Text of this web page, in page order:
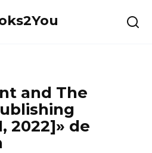
and The
2022]» de